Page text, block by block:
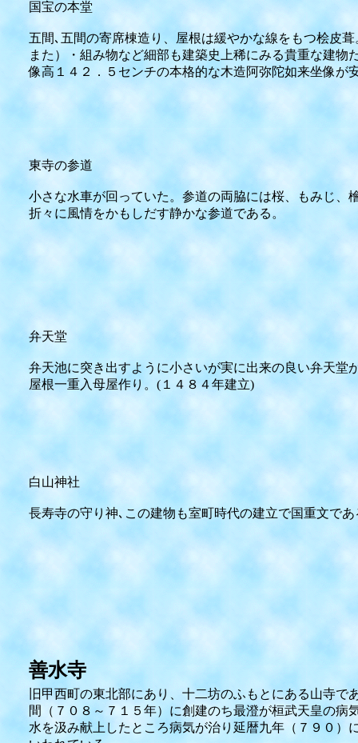
国宝の本堂
五間､五間の寄席棟造り、屋根は緩やかな線をもつ桧皮
また）・組み物など細部も建築史上稀にみる貴重な建物
像高１４２．５センチの本格的な木造阿弥陀如来坐像が
東寺の参道
小さな水車が回っていた。参道の両脇には桜、もみじ、
折々に風情をかもしだす静かな参道である。
弁天堂
弁天池に突き出すように小さいが実に出来の良い弁天堂
屋根一重入母屋作り。(１４８４年建立)
白山神社
長寿寺の守り神､この建物も室町時代の建立で国重文であ
善水寺
旧甲西町の東北部にあり、十二坊のふもとにある山寺で
間（７０８～７１５年）に創建のち最澄が桓武天皇の病
水を汲み献上したところ病気が治り延暦九年（７９０）